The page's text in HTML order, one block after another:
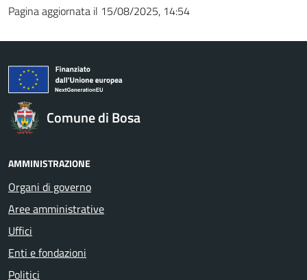
Pagina aggiornata il 15/08/2025, 14:54
Comune di Bosa
AMMINISTRAZIONE
Organi di governo
Aree amministrative
Uffici
Enti e fondazioni
Politici